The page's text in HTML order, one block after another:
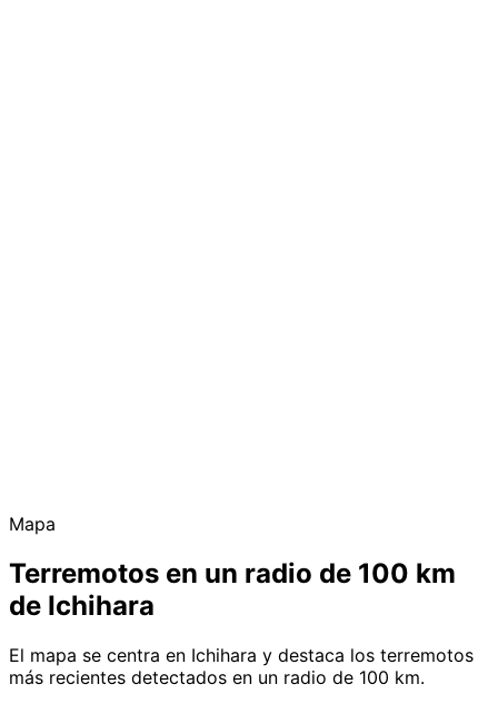
Mapa
Terremotos en un radio de 100 km
de Ichihara
El mapa se centra en Ichihara y destaca los terremotos
más recientes detectados en un radio de 100 km.